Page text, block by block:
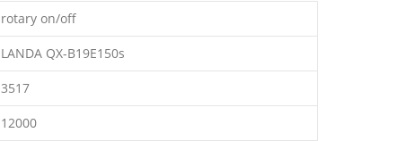
rotary on/off
LANDA QX-B19E150s
3517
12000